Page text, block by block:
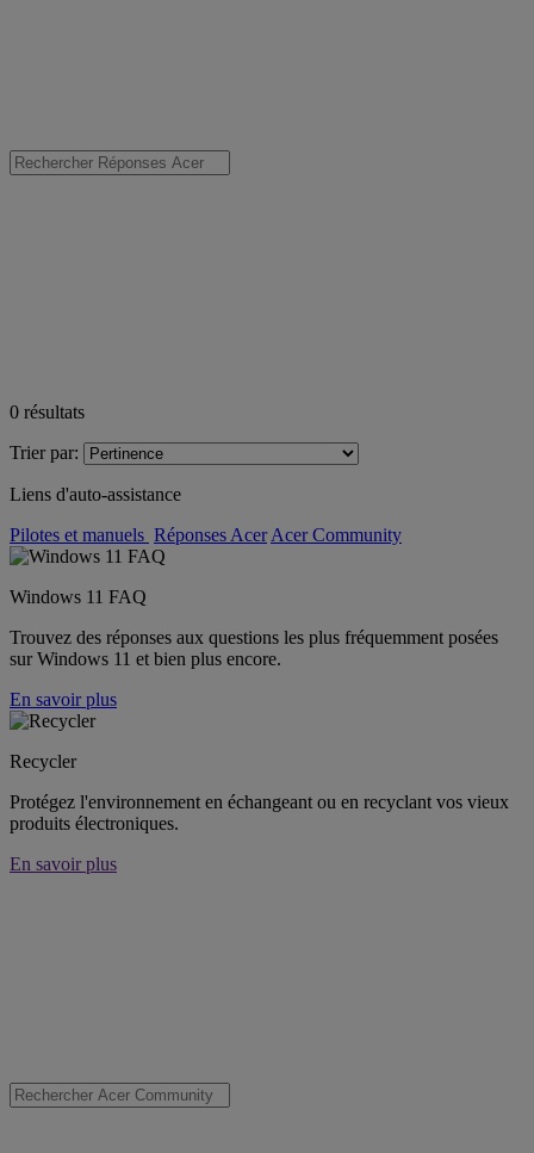
0 résultats
Trier par:
Liens d'auto-assistance
Pilotes et manuels Réponses Acer Acer Community
Windows 11 FAQ
Trouvez des réponses aux questions les plus fréquemment posées
sur Windows 11 et bien plus encore.
En savoir plus
Recycler
Protégez l'environnement en échangeant ou en recyclant vos vieux
produits électroniques.
En savoir plus